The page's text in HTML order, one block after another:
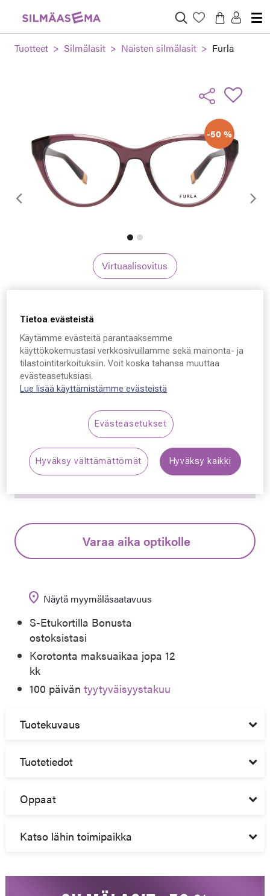
Tuotteet Silmälasit Naisten silmälasit Furla
-50 %
Edellinen
Virtuaalisovitus
Furla VFU643V,
COL.06SC 51 - 18 - 140
144,50 €
Hinta alennettu
289,00 €Alennettu hinta
Alin hinta 30 päivän aikana ennen alennusta: 289,00 €
Synttäriale! Kaikki silmälasit –50 % sisältäen
linssit ja kehykset.
Lue lisää!
Varaa aika optikolle
location_on Näytä myymäläsaatavuus
S-Etukortilla Bonusta
ostoksistasi
Korotonta maksuaikaa jopa 12
kk
100 päiväntyytyväisyystakuu
Tuotekuvaus
Tuotetiedot
Oppaat
Katso lähin toimipaikka
Tietoa evästeistä
Käytämme evästeitä parantaaksemme
käyttökokemustasi verkkosivuillamme sekä mainonta- ja
tilastointitarkoituksiin. Voit koska tahansa muuttaa
evästeasetuksiasi.
Lue lisää käyttämistämme evästeistä
Evästeasetukset
Hyväksy välttämättömät Hyväksy kaikki